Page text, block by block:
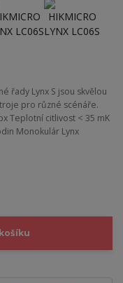
řady Lynx S jsou skvělou
pro různé scénáře.
Teplotní citlivost < 35 mK
Monokulár Lynx